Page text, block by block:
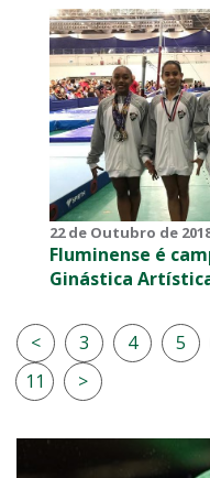
22 de Outubro de
Fluminense é
Ginástica
< 3 4 5
11
>